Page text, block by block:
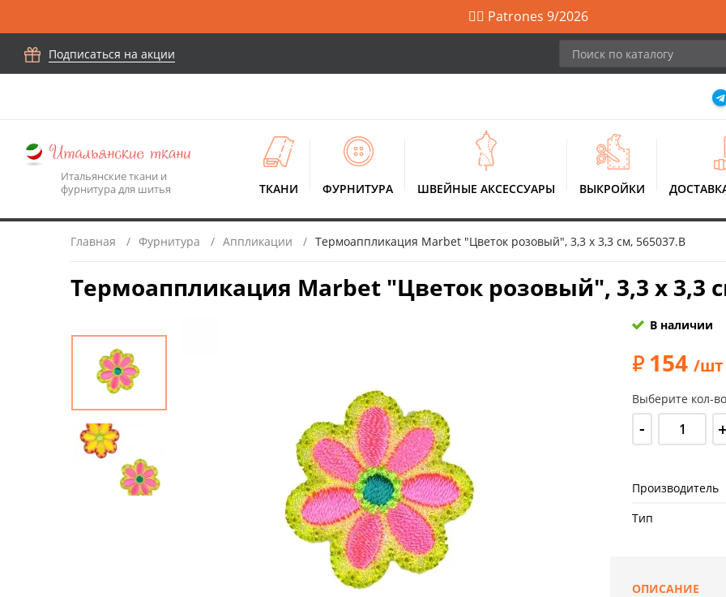
🙋‍♀️ Patrones 9/2026
Подписаться на акции
Итальянские ткани и
фурнитура для шитья
ТКАНИ ФУРНИТУРА ШВЕЙНЫЕ АКСЕССУАРЫ ВЫКРОЙКИ
Главная Фурнитура Аппликации Термоаппликация Marbet "Цветок розовый", 3,3 х 3,3 см, 565037.B
Термоаппликация Marbet "Цветок розовый", 3,3 х 3,3
В наличии
154 /шт
Выберите кол-
- +
Производитель
Тип
ОПИСАНИЕ